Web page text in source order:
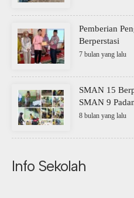
Pemberian
Berperstasi
7 bulan yang lalu
SMAN 15
SMAN 9
8 bulan yang lalu
Info Sekolah